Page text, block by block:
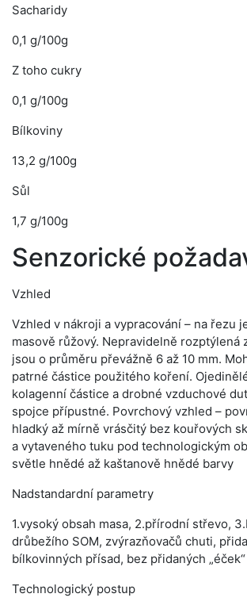
Sacharidy
0,1 g/100g
Z toho cukry
0,1 g/100g
Bílkoviny
13,2 g/100g
Sůl
1,7 g/100g
Senzorické
Vzhled
Vzhled v nákroji a vypracování – na řezu
masově růžový. Nepravidelně rozptýlená
jsou o průměru převážně 6 až 10 mm.
patrné částice použitého koření.
kolagenní částice a drobné vzduchové
spojce přípustné. Povrchový vzhled –
hladký až mírně vrásčitý bez kouřových
a vytaveného tuku pod technologickým
světle hnědé až kaštanově hnědé barvy
Nadstandardní parametry
1.vysoký obsah masa, 2.přírodní střevo,
drůbežího SOM, zvýrazňovačů chuti,
bílkovinných přísad, bez přidaných „éček“
Technologický postup